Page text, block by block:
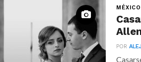
MÉXICO
POR